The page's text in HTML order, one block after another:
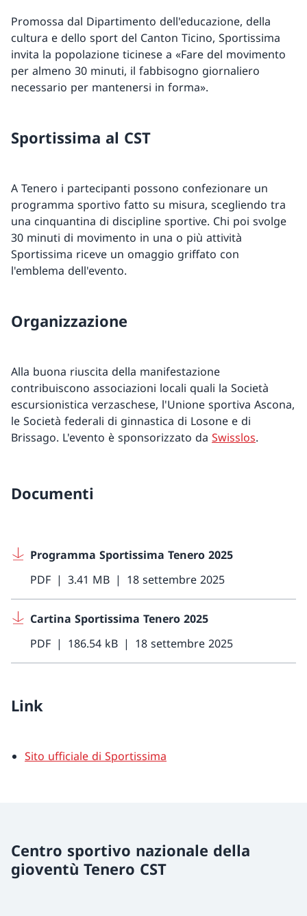
Promossa dal Dipartimento dell'educazione, della
cultura e dello sport del Canton Ticino, Sportissima
invita la popolazione ticinese a «Fare del movimento
per almeno 30 minuti, il fabbisogno giornaliero
necessario per mantenersi in forma».
Sportissima al CST
A Tenero i partecipanti possono confezionare un
programma sportivo fatto su misura, scegliendo tra
una cinquantina di discipline sportive. Chi poi svolge
30 minuti di movimento in una o più attività
Sportissima riceve un omaggio griffato con
l'emblema dell'evento.
Organizzazione
Alla buona riuscita della manifestazione
contribuiscono associazioni locali quali la Società
escursionistica verzaschese, l'Unione sportiva Ascona,
le Società federali di ginnastica di Losone e di
Brissago. L'evento è sponsorizzato da Swisslos.
Documenti
Programma Sportissima Tenero 2025
PDF
3.41 MB 18 settembre 2025
Cartina Sportissima Tenero 2025
PDF
186.54 kB 18 settembre 2025
Link
Sito ufficiale di Sportissima
Centro sportivo nazionale della
gioventù Tenero CST